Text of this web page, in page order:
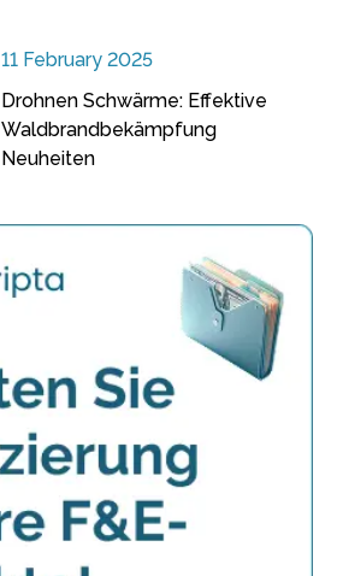
11 February 2025
Drohnen Schwärme: Effektive
Waldbrandbekämpfung
Neuheiten